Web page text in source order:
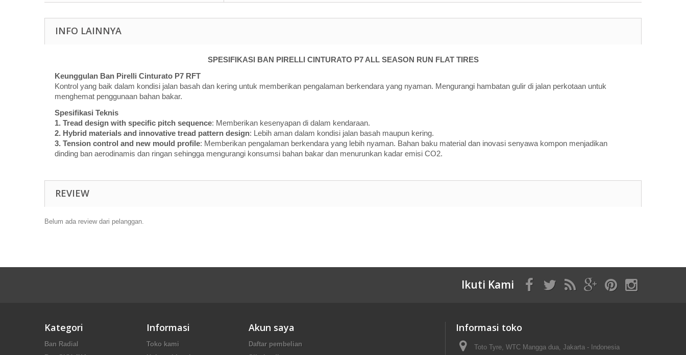
INFO LAINNYA
SPESIFIKASI BAN PIRELLI CINTURATO P7 ALL SEASON RUN FLAT TIRES
Keunggulan Ban Pirelli Cinturato P7 RFT
Kontrol yang baik dalam kondisi jalan basah dan kering untuk memberikan pengalaman berkendara yang nyaman. Mengurangi hambatan gulir di jalan perkotaan untuk
menghemat penggunaan bahan bakar.
Spesifikasi Teknis
1. Tread design with specific pitch sequence: Memberikan kesenyapan di dalam kendaraan.
2. Hybrid materials and innovative tread pattern design: Lebih aman dalam kondisi jalan basah maupun kering.
3. Tension control and new mould profile: Memberikan pengalaman berkendara yang lebih nyaman. Bahan baku material dan inovasi senyawa kompon menjadikan
dinding ban aerodinamis dan ringan sehingga mengurangi konsumsi bahan bakar dan menurunkan kadar emisi CO2.
REVIEW
Belum ada review dari pelanggan.
Ikuti Kami
Kategori
Ban Radial
Informasi
Toko kami
Akun saya
Daftar pembelian
Informasi toko
Toto Tyre, WTC Mangga dua, Jakarta - Indonesia